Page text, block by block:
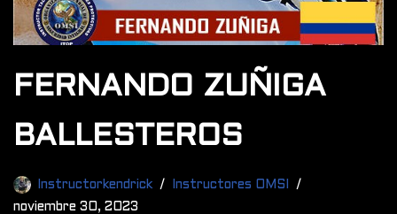
FERNANDO ZUÑIGA
BALLESTEROS
Instructorkendrick
Instructores OMSI
noviembre 30, 2023